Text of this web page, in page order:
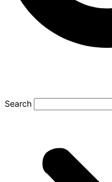
Search